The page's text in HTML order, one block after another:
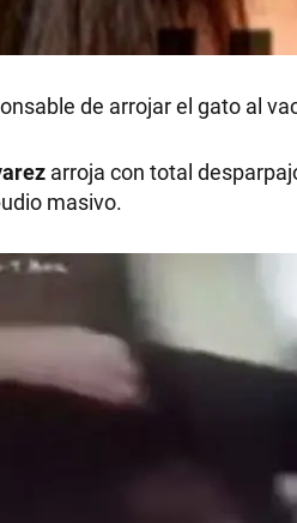
de arrojar el gato al
arroja con total
masivo.